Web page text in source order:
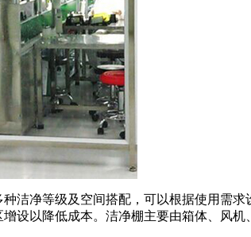
洁净等级及空间搭配，可以根据使用需
设以降低成本。洁净棚主要由箱体、风